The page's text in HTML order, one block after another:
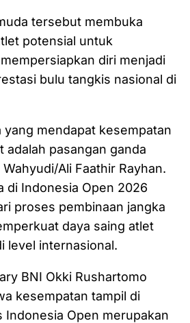
tersebut membuka
potensial untuk
diri menjadi
bulu tangkis nasional di
yang mendapat kesempatan
adalah pasangan ganda
Ali Faathir Rayhan.
di Indonesia Open 2026
proses pembinaan jangka
daya saing atlet
level internasional.
BNI Okki Rushartomo
kesempatan tampil di
Indonesia Open merupakan